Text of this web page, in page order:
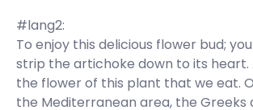
#lang2:
To enjoy this delicious flower bud;
strip the artichoke down to its heart.
the flower of this plant that we eat.
the Mediterranean area, the Greeks